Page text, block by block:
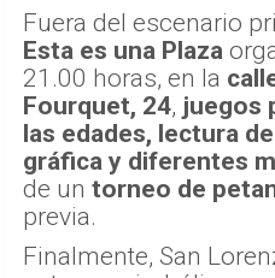
Fuera del escenario
Esta es una Plaza
21.00 horas, en la
Fourquet, 24, juegos
las edades, lectura
gráfica y diferentes
de un torneo de
previa.
Finalmente, San